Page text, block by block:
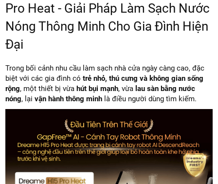
Pro Heat - Giải Pháp Làm Sạch Nước
Nóng Thông Minh Cho Gia Đình Hiện
Đại
Trong bối cảnh nhu cầu làm sạch nhà cửa ngày càng cao, đặc
biệt với các gia đình cótrẻ nhỏ, thú cưng và không gian sống
rộng, một thiết bị vừahút bụi mạnh, vừa lau sàn bằng nước
nóng, lạivận hành thông minh là điều người dùng tìm kiếm.
Thiết kế & di chuyển
Thiết kế gập phẳng:
OFF